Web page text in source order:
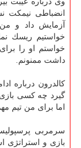
انضباطی نیمكت
آزمایش داد و
خواستم او را
داشت ممنونم.
كالدرون درباره
گیرد چه كسی
اما برای من تیم
سرمربی
بازی و استراتژی